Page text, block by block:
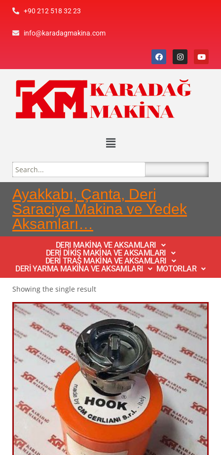
+90 212 518 32 23
info@karadagmakina.com
Ayakkabı, Çanta, Deri
Saraciye Makina ve Yedek
Aksamları…
DERI MAKİNA VE AKSAMLARI
DERİ DİKİŞ MAKİNA VE AKSAMLARI
DERİ TRAŞ MAKİNA VE AKSAMLARI
DERİ YARMA MAKİNA VE AKSAMLARI
MOTORLAR
Showing the single result